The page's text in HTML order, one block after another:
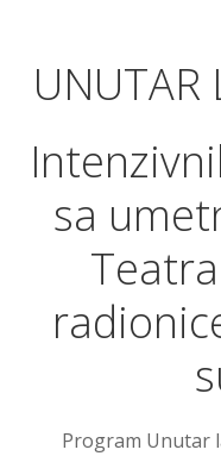
UNUTAR
sa
Program Unutar